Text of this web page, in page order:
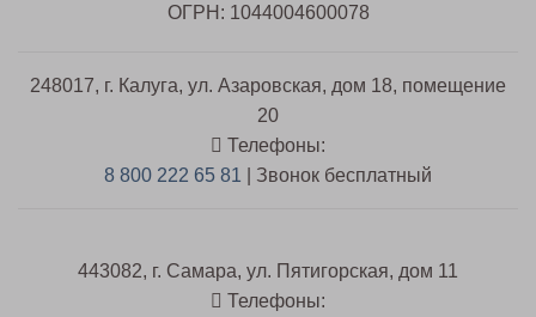
ОГРН: 1044004600078
248017, г. Калуга, ул. Азаровская, дом 18, помещение
20
Телефоны:
8 800 222 65 81 | Звонок бесплатный
443082, г. Самара, ул. Пятигорская, дом 11
Телефоны: